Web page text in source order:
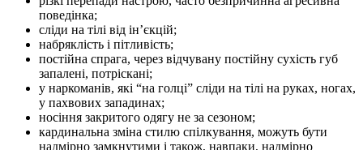
поведінка;
сліди на тілі від ін’єкцій;
набряклість і пітливість;
постійна спрага, через відчувану постійну сухість губ
запалені, потріскані;
у наркоманів, які “на голці” сліди на тілі на руках, ногах,
у пахвових западинах;
носіння закритого одягу не за сезоном;
кардинальна зміна стилю спілкування, можуть бути
надмірно замкнутими і також, навпаки, надмірно